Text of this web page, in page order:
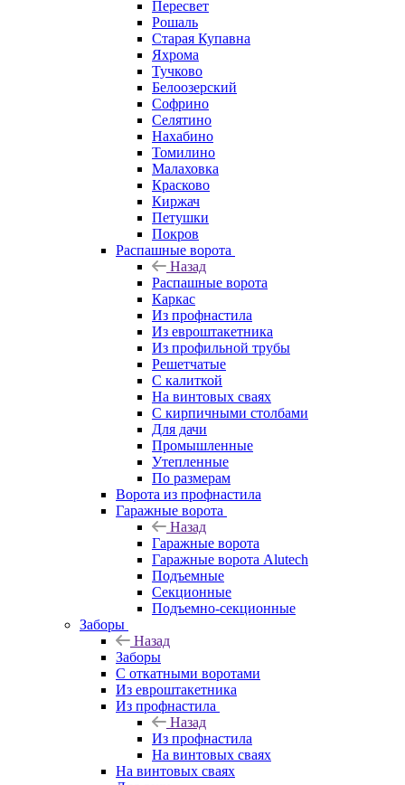
Пересвет
Рошаль
Старая Купавна
Яхрома
Тучково
Белоозерский
Софрино
Селятино
Нахабино
Томилино
Малаховка
Красково
Киржач
Петушки
Покров
Распашные ворота
Назад
Распашные ворота
Каркас
Из профнастила
Из евроштакетника
Из профильной трубы
Решетчатые
С калиткой
На винтовых сваях
С кирпичными столбами
Для дачи
Промышленные
Утепленные
По размерам
Ворота из профнастила
Гаражные ворота
Назад
Гаражные ворота
Гаражные ворота Alutech
Подъемные
Секционные
Подъемно-секционные
Заборы
Назад
Заборы
C откатными воротами
Из евроштакетника
Из профнастила
Назад
Из профнастила
На винтовых сваях
На винтовых сваях